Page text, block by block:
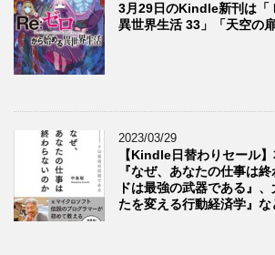
3月29日のKindle新刊は「
異世界生活 33」「天空の
2023/03/29
【Kindle日替わりセール
『なぜ、あなたの仕事は
ドは最強の武器である』
たを変える行動経済学』